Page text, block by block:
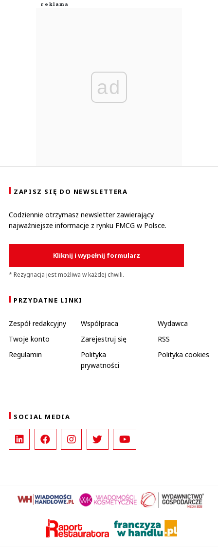
ad
ZAPISZ SIĘ DO NEWSLETTERA
Codziennie otrzymasz newsletter zawierający
najważniejsze informacje z rynku FMCG w Polsce.
Kliknij i wypełnij formularz
* Rezygnacja jest możliwa w każdej chwili.
PRZYDATNE LINKI
Zespół redakcyjny Współpraca
Wydawca
Twoje konto
Zarejestruj się
RSS
Regulamin
Polityka
prywatności
Polityka cookies
SOCIAL MEDIA